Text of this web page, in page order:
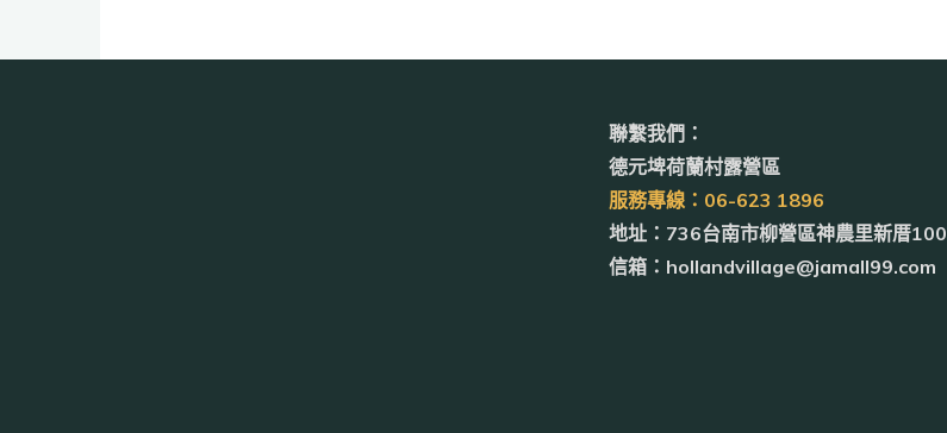
聯繫我們：
德元埤荷蘭村露營區
服務專線：06-623 1896
地址：736台南市柳營區神農里新厝100
信箱：hollandvillage@jamall99.com